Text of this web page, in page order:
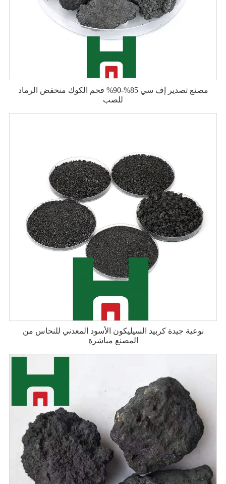
مصنع تصدير إف سي 85%-90% فحم الكوك منخفض الرماد
للصب
نوعية جيدة كربيد السيليكون الأسود المعدني للنحاس من
المصنع مباشرة